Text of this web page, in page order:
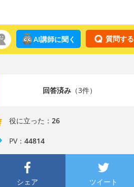
質問する
AI講師に聞く
回答済み（3件）
役に立った： 26
PV： 44814
シェア ツイート